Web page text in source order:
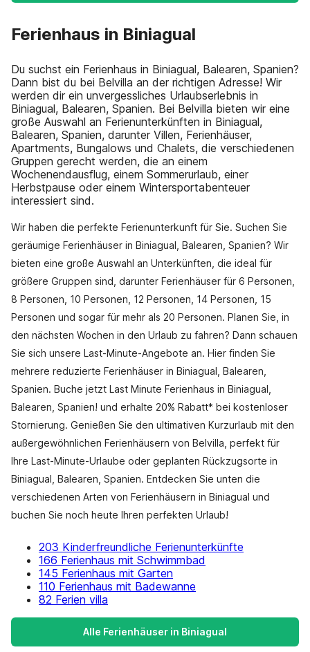
Ferienhaus in Biniagual
Du suchst ein Ferienhaus in Biniagual, Balearen, Spanien?
Dann bist du bei Belvilla an der richtigen Adresse! Wir
werden dir ein unvergessliches Urlaubserlebnis in
Biniagual, Balearen, Spanien. Bei Belvilla bieten wir eine
große Auswahl an Ferienunterkünften in Biniagual,
Balearen, Spanien, darunter Villen, Ferienhäuser,
Apartments, Bungalows und Chalets, die verschiedenen
Gruppen gerecht werden, die an einem
Wochenendausflug, einem Sommerurlaub, einer
Herbstpause oder einem Wintersportabenteuer
interessiert sind.
Wir haben die perfekte Ferienunterkunft für Sie. Suchen Sie
geräumige Ferienhäuser in Biniagual, Balearen, Spanien? Wir
bieten eine große Auswahl an Unterkünften, die ideal für
größere Gruppen sind, darunter Ferienhäuser für 6 Personen,
8 Personen, 10 Personen, 12 Personen, 14 Personen, 15
Personen und sogar für mehr als 20 Personen. Planen Sie, in
den nächsten Wochen in den Urlaub zu fahren? Dann schauen
Sie sich unsere Last-Minute-Angebote an. Hier finden Sie
mehrere reduzierte Ferienhäuser in Biniagual, Balearen,
Spanien. Buche jetzt Last Minute Ferienhaus in Biniagual,
Balearen, Spanien! und erhalte 20% Rabatt* bei kostenloser
Stornierung. Genießen Sie den ultimativen Kurzurlaub mit den
außergewöhnlichen Ferienhäusern von Belvilla, perfekt für
Ihre Last-Minute-Urlaube oder geplanten Rückzugsorte in
Biniagual, Balearen, Spanien. Entdecken Sie unten die
verschiedenen Arten von Ferienhäusern in Biniagual und
buchen Sie noch heute Ihren perfekten Urlaub!
203 Kinderfreundliche Ferienunterkünfte
166 Ferienhaus mit Schwimmbad
145 Ferienhaus mit Garten
110 Ferienhaus mit Badewanne
82 Ferien villa
Alle Ferienhäuser in Biniagual